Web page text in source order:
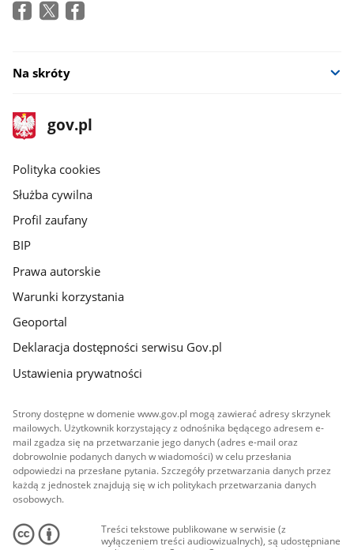
Na skróty
stopka
gov.pl
Strona
gov.pl
gov.pl
Polityka cookies
Służba cywilna
Profil zaufany
BIP
Prawa autorskie
Warunki korzystania
Geoportal
Deklaracja dostępności serwisu Gov.pl
Ustawienia prywatności
Strony dostępne w domenie www.gov.pl mogą zawierać adresy skrzynek
mailowych. Użytkownik korzystający z odnośnika będącego adresem e-
mail zgadza się na przetwarzanie jego danych (adres e-mail oraz
dobrowolnie podanych danych w wiadomości) w celu przesłania
odpowiedzi na przesłane pytania. Szczegóły przetwarzania danych przez
każdą z jednostek znajdują się w ich politykach przetwarzania danych
osobowych.
Treści tekstowe publikowane w serwisie (z
wyłączeniem treści audiowizualnych), są udostępniane